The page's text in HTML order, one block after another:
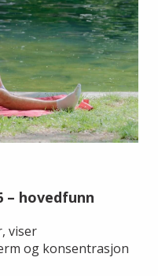
– hovedfunn
viser
og konsentrasjon